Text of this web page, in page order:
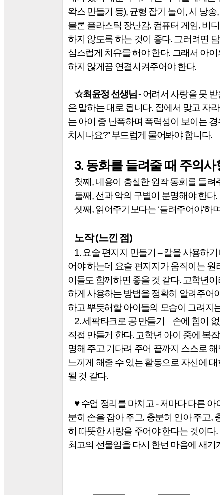
왁스 만들기 등),균형 잡기 놀이 ,시 낭송,
물론 플라스틱 장난감, 컴퓨터 게임,비
하지 않도록 하는 것이 좋다. 그러려면
심스럽게 치유를 해야 한다. 그래서 아
하지 않게끔 연결시켜주어야 한다.
☆최윤정 선생님 -어려서 사랑을 못
은 말하는 대로 됩니다.집에서 맞고 자
는 아이 중 난폭하며 폭력성이 보이는
치시나요?”부드럽게 물어봐야 합니다.
3. 동화를 들려줄 때 주의사
첫째,내용이 충실한 원작 동화를 들려
둘째,선과 악의 구별이 분명해야 한다.
셋째,읽어주기보다는‘들려주어야’하
노작(느낀 점)
1. 요술 편지지 만들기–칼을 사용하
어야 하는데 요술 편지지가 움직이는
이들도 함께하면 좋을 것 같다. 고학년
하게 사용하는 방법을 정확히 알려주어
하고 뿌듯해할 아이들의 모습이 그려지
2.세팍타크로 공 만들기–손에 힘이
직접 만들게 한다. 고학년 아이 중에 복
명해 주고 기다려 주어 끝까지 스스로
느끼게 해줄 수 있는 활동으로 자신에
될 것 같다.
♥수업 정리를 마치고-저마다 다른 아
분히 손을 잡아 주고, 충분히 안아 주고,
히 따뜻한 사랑을 주어야 한다는 것이다.
최고의 선물임을 다시 한번 마음에 새기